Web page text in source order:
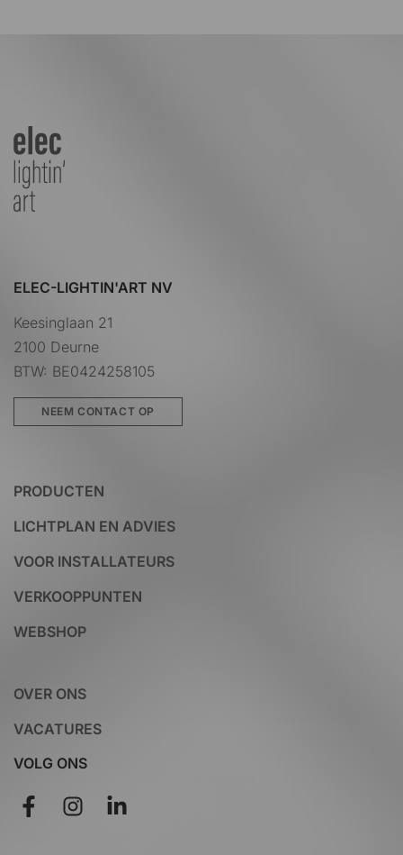
ELEC-LIGHTIN'ART NV
Keesinglaan 21
2100 Deurne
BTW: BE0424258105
NEEM CONTACT OP
PRODUCTEN
LICHTPLAN EN ADVIES
VOOR INSTALLATEURS
VERKOOPPUNTEN
WEBSHOP
OVER ONS
VACATURES
VOLG ONS